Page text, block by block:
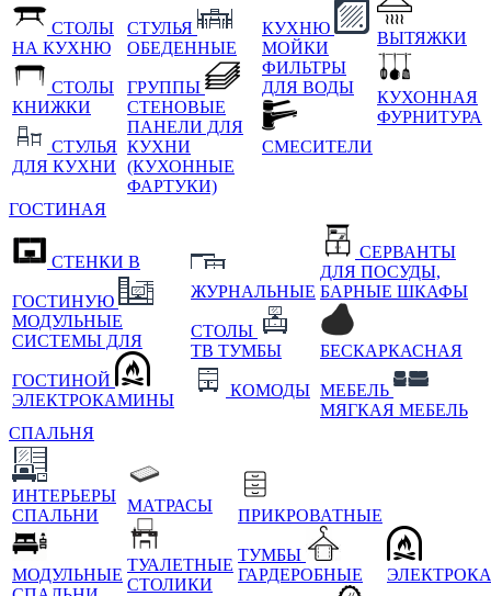
СТОЛЫ
НА КУХНЮ
СТОЛЫ
КНИЖКИ
СТУЛЬЯ
ДЛЯ КУХНИ
СТУЛЬЯ
ОБЕДЕННЫЕ
ГРУППЫ
СТЕНОВЫЕ
ПАНЕЛИ ДЛЯ
КУХНИ
(КУХОННЫЕ
ФАРТУКИ)
КУХНЮ
МОЙКИ
ФИЛЬТРЫ
ДЛЯ ВОДЫ
СМЕСИТЕЛИ
ВЫТЯЖКИ
КУХОННАЯ
ФУРНИТУРА
ГОСТИНАЯ
СТЕНКИ В
ГОСТИНУЮ
МОДУЛЬНЫЕ
СИСТЕМЫ ДЛЯ
ГОСТИНОЙ
ЭЛЕКТРОКАМИНЫ
ЖУРНАЛЬНЫЕ
СТОЛЫ
ТВ ТУМБЫ
КОМОДЫ
СЕРВАНТЫ
ДЛЯ ПОСУДЫ,
БАРНЫЕ ШКАФЫ
БЕСКАРКАСНАЯ
МЕБЕЛЬ
МЯГКАЯ МЕБЕЛЬ
СПАЛЬНЯ
ИНТЕРЬЕРЫ
СПАЛЬНИ
МОДУЛЬНЫЕ
МАТРАСЫ
ТУАЛЕТНЫЕ
СТОЛИКИ
ПРИКРОВАТНЫЕ
ТУМБЫ
ГАРДЕРОБНЫЕ